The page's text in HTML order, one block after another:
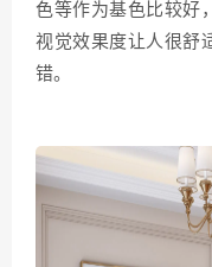
色等作为基色比较好
视觉效果度让人很舒
错。